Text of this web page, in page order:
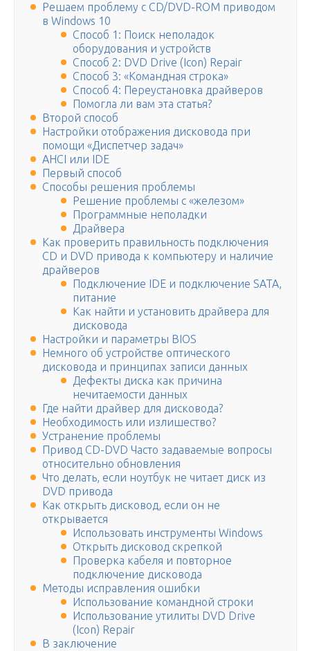
Решаем проблему с CD/DVD-ROM приводом
в Windows 10
Способ 1: Поиск неполадок
оборудования и устройств
Способ 2: DVD Drive (Icon) Repair
Способ 3: «Командная строка»
Способ 4: Переустановка драйверов
Помогла ли вам эта статья?
Второй способ
Настройки отображения дисковода при
помощи «Диспетчер задач»
AHCI или IDE
Первый способ
Способы решения проблемы
Решение проблемы с «железом»
Программные неполадки
Драйвера
Как проверить правильность подключения
CD и DVD привода к компьютеру и наличие
драйверов
Подключение IDE и подключение SATA,
питание
Как найти и установить драйвера для
дисковода
Настройки и параметры BIOS
Немного об устройстве оптического
дисковода и принципах записи данных
Дефекты диска как причина
нечитаемости данных
Где найти драйвер для дисковода?
Необходимость или излишество?
Устранение проблемы
Привод CD-DVD Часто задаваемые вопросы
относительно обновления
Что делать, если ноутбук не читает диск из
DVD привода
Как открыть дисковод, если он не
открывается
Использовать инструменты Windows
Открыть дисковод скрепкой
Проверка кабеля и повторное
подключение дисковода
Методы исправления ошибки
Использование командной строки
Использование утилиты DVD Drive
(Icon) Repair
В заключение